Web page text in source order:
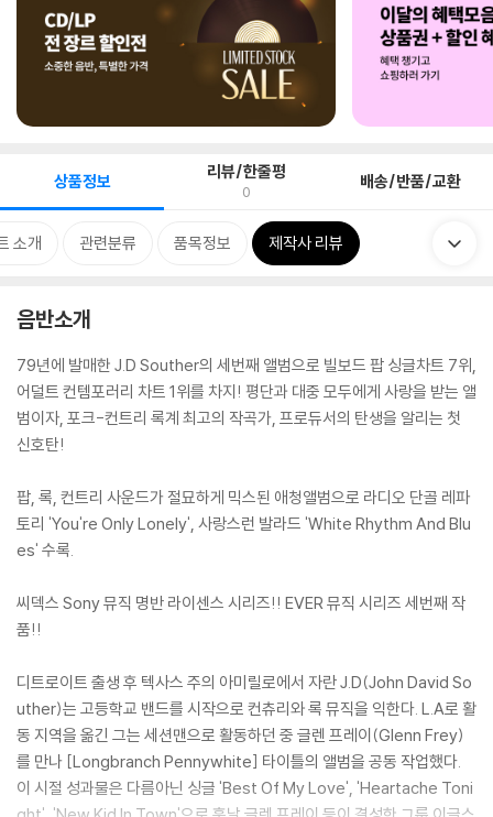
상품정보 리뷰/한줄평
0 배송/반품/교환
소개 관련분류 품목정보 제작사 리뷰
음반소개
79년에 발매한 J.D Souther의 세번째 앨범으로 빌보드 팝 싱글차트 7위,
어덜트 컨템포러리 차트 1위를 차지! 평단과 대중 모두에게 사랑을 받는 앨
범이자, 포크-컨트리 록계 최고의 작곡가, 프로듀서의 탄생을 알리는 첫
신호탄!
팝, 록, 컨트리 사운드가 절묘하게 믹스된 애청앨범으로 라디오 단골 레파
토리 'You're Only Lonely', 사랑스런 발라드 'White Rhythm And Blu
es' 수록.
씨덱스 Sony 뮤직 명반 라이센스 시리즈!! EVER 뮤직 시리즈 세번째 작
품!!
디트로이트 출생 후 텍사스 주의 아미릴로에서 자란 J.D(John David So
uther)는 고등학교 밴드를 시작으로 컨츄리와 록 뮤직을 익한다. L.A로 활
동 지역을 옮긴 그는 세션맨으로 활동하던 중 글렌 프레이(Glenn Frey)
를 만나 [Longbranch Pennywhite] 타이틀의 앨범을 공동 작업했다.
이 시절 성과물은 다름아닌 싱글 'Best Of My Love', 'Heartache Toni